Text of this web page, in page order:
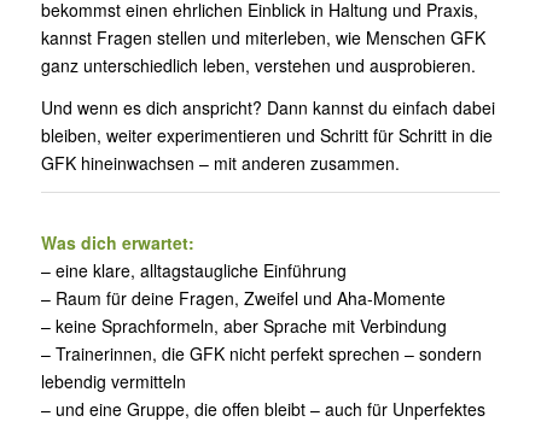
bekommst einen ehrlichen Einblick in Haltung und Praxis,
kannst Fragen stellen und miterleben, wie Menschen GFK
ganz unterschiedlich leben, verstehen und ausprobieren.
Und wenn es dich anspricht? Dann kannst du einfach dabei
bleiben, weiter experimentieren und Schritt für Schritt in die
GFK hineinwachsen – mit anderen zusammen.
Was dich erwartet:
– eine klare, alltagstaugliche Einführung
– Raum für deine Fragen, Zweifel und Aha-Momente
– keine Sprachformeln, aber Sprache mit Verbindung
– Trainerinnen, die GFK nicht perfekt sprechen – sondern
lebendig vermitteln
– und eine Gruppe, die offen bleibt – auch für Unperfektes
Widerrufsformular